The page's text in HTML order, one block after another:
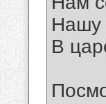
Нашу
В